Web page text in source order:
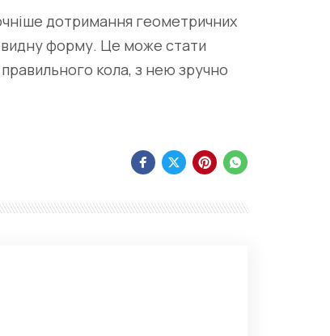
дотримання геометричних
форму. Це може стати
кола, з нею зручно